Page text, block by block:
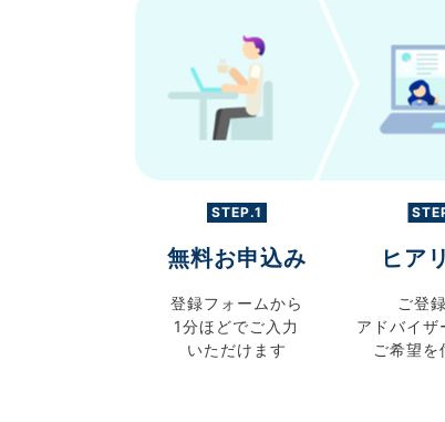
STEP.1
無料お申込み
登録フォームから
1分ほどでご入力
いただけます
ヒア
ご登
アドバイザ
ご希望を